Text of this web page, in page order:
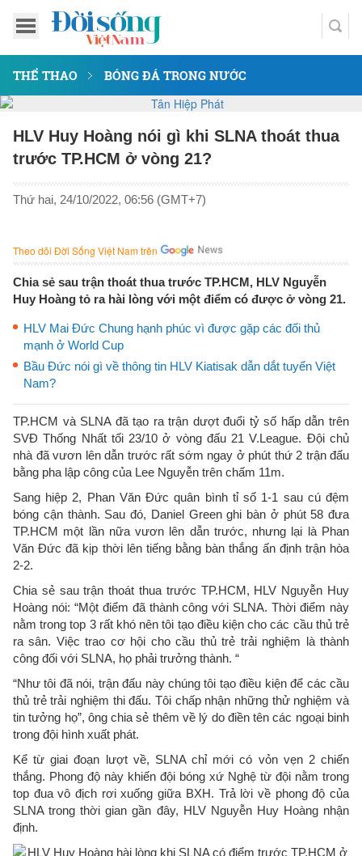
THỂ THAO BÓNG ĐÁ TRONG NƯỚC
HLV Huy Hoàng nói gì khi SLNA thoát thua
trước TP.HCM ở vòng 21?
Thứ hai, 24/10/2022, 06:56 (GMT+7)
Theo dõi Đời Sống Việt Nam trên
Chia sẻ sau trận thoát thua trước TP.HCM, HLV Nguyễn
Huy Hoàng tỏ ra hài lòng với một điểm có được ở vòng 21.
HLV Mai Đức Chung hạnh phúc vì được gặp các đối thủ
mạnh ở World Cup
Bầu Đức nói gì về thông tin HLV Kiatisak dẫn dắt tuyển Việt
Nam?
TP.HCM và SLNA đã tạo ra trận dượt đuổi tỷ số hấp dẫn trên
SVĐ Thống Nhất tối 23/10 ở vòng đấu 21 V.League. Đội chủ
nhà đã vươn lên dẫn trước rất sớm ngay ở phút thứ 2 trận đấu
bằng pha lập công của Lee Nguyễn trên chấm 11m.
Sang hiệp 2, Phan Văn Đức quân bình tỉ số 1-1 sau cú đệm
bóng cận thành. Sau đó, Daniel Green ghi bàn ở phút 58 đưa
TP.HCM một lần nữa vươn lên dẫn trước, nhưng lại là Phan
Văn Đức đã kịp thời lên tiếng bằng bàn thắng ấn định trận hòa
2-2.
Chia sẻ sau trận thoát thua trước TP.HCM, HLV Nguyễn Huy
Hoàng nói: “Một điểm đã thành công với SLNA. Thời điểm này
nằm trong top 3 rất khó nên tôi tạo điều kiện cho các cầu thủ trẻ
ra sân. Việc trao cơ hội cho cầu thủ trẻ trải nghiệm là thành
công đối với SLNA, họ phải trưởng thành. “
“Như tôi đã nói, trận đấu này chúng tôi tạo điều kiện để các cầu
thủ trẻ trải nghiệm thi đấu. Tôi chấp nhận những thử nghiệm và
tin tưởng họ”, ông chia sẻ thêm về lý do điền tên các ngoại binh
trong đội hình xuất phát.
Kể từ giai đoạn lượt về, SLNA chỉ mới có vỏn vẹn 2 chiến
thắng. Phong độ này khiến đội bóng xứ Nghệ từ đội nằm trong
top đua vô địch rơi xuống giữa BXH. Trả lời về phong độ của
SLNA trong thời gian gần đây, HLV Nguyễn Huy Hoàng nhận
định.